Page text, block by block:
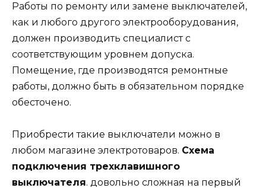
Работы по ремонту или замене выключателей,
как и любого другого электрооборудования,
должен производить специалист с
соответствующим уровнем допуска.
Помещение, где производятся ремонтные
работы, должно быть в обязательном порядке
обесточено.
Приобрести такие выключатели можно в
любом магазине электротоваров. Схема
подключения трехклавишного
выключателя. довольно сложная на первый